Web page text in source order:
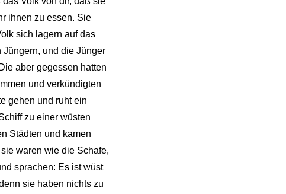
ihnen zu essen. Sie
sich lagern auf das
und die Jünger
aber gegessen hatten
und verkündigten
gehen und ruht ein
zu einer wüsten
Städten und kamen
waren wie die Schafe,
sprachen: Es ist wüst
sie haben nichts zu